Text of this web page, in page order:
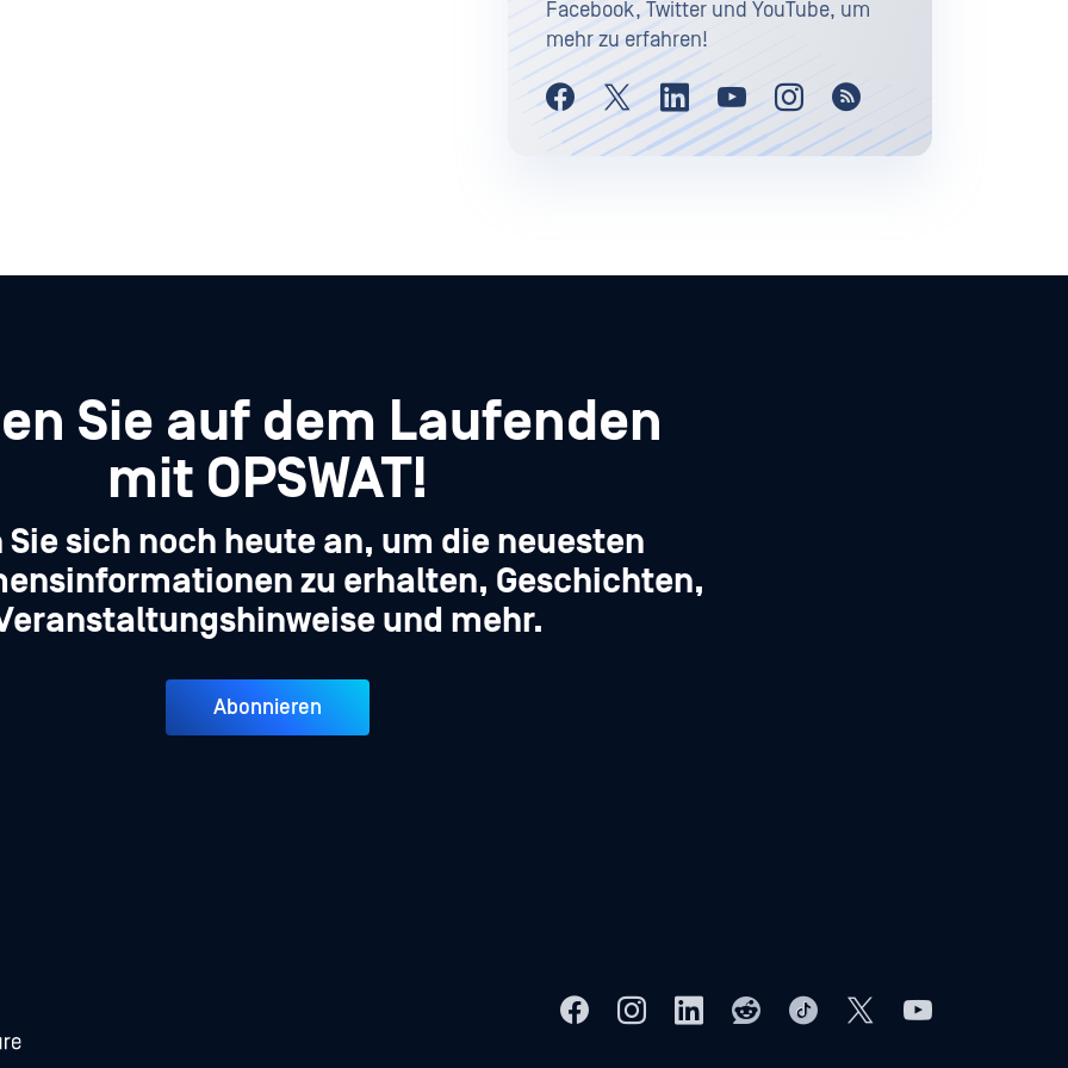
Facebook, Twitter und YouTube, um
mehr zu erfahren!
Sie auf dem Laufenden
mit OPSWAT!
Sie sich noch heute an, um die neuesten
zu erhalten, Geschichten,
und mehr.
Abonnieren